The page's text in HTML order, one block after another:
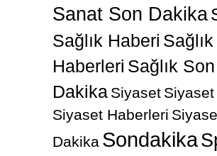
Sanat Son Dakika
Sağlık Haberi Sağlık
Haberleri Sağlık Son
Dakika Siyaset
Siyaset Haberleri
Dakika Sondakika